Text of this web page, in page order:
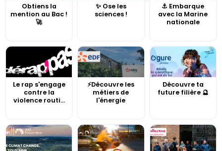
Obtiens la
mention au Bac !
🚀
✨ Ose les
sciences !
⚓️ Embarque
avec la Marine
nationale
Le rap s'engage
contre la
violence routi...
⚡Découvre les
métiers de
l'énergie
Découvre ta
future filière 🔮